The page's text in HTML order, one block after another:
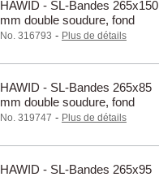
HAWID - SL-Bandes 265x150
mm double soudure, fond
transparente / 22150
No. 316793 - Plus de détails
HAWID - SL-Bandes 265x85
mm double soudure, fond
transparente / 22085
No. 319747 - Plus de détails
HAWID - SL-Bandes 265x95